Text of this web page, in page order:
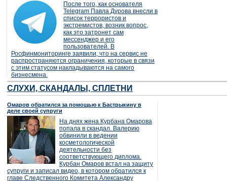
После того, как основателя
Telegram Павла Дурова внесли в
список террористов и
экстремистов, возник вопрос,
как это затронет сам
мессенджер и его
пользователей. В
Росфинмониторинге заявили, что на сервис не
распространяются ограничения, которые в связи
с этим статусом накладываются на самого
бизнесмена.
СЛУХИ, СКАНДАЛЫ, СПЛЕТНИ
Омаров обратился за помощью к Бастрыкину в
деле своей супруги
На днях жена Курбана Омарова
попала в скандал. Валерию
обвинили в ведении
косметологической
деятельности без
соответствующего диплома.
Курбан Омаров встал на защиту
супруги и записал видео, в котором обратился к
главе Следственного Комитета Александру